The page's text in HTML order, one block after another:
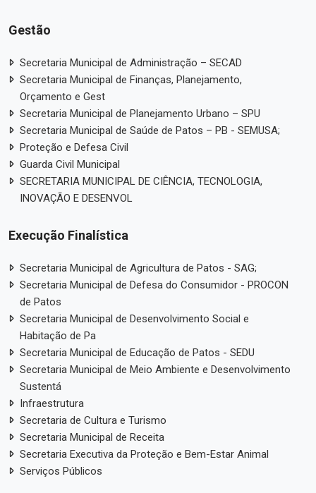
Gestão
Secretaria Municipal de Administração – SECAD
Secretaria Municipal de Finanças, Planejamento,
Orçamento e Gest
Secretaria Municipal de Planejamento Urbano – SPU
Secretaria Municipal de Saúde de Patos – PB - SEMUSA;
Proteção e Defesa Civil
Guarda Civil Municipal
SECRETARIA MUNICIPAL DE CIÊNCIA, TECNOLOGIA,
INOVAÇÃO E DESENVOL
Execução Finalística
Secretaria Municipal de Agricultura de Patos - SAG;
Secretaria Municipal de Defesa do Consumidor - PROCON
de Patos
Secretaria Municipal de Desenvolvimento Social e
Habitação de Pa
Secretaria Municipal de Educação de Patos - SEDU
Secretaria Municipal de Meio Ambiente e Desenvolvimento
Sustentá
Infraestrutura
Secretaria de Cultura e Turismo
Secretaria Municipal de Receita
Secretaria Executiva da Proteção e Bem-Estar Animal
Serviços Públicos